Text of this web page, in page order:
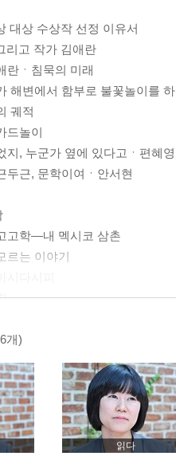
대상 수상작 선정 이유서
리고 작가 김애란
란ㆍ침묵의 미래
해변에서 함부로 불꽃놀이를
궤적
드놀이
지, 누군가 옆에 있다고ㆍ편혜영
두근, 문학이여ㆍ안서현
고학―내 멕시코 삼촌
르는 이야기
하루오
사평
개)
읽다